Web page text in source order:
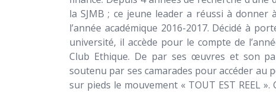
la SJMB ; ce jeune leader a réussi à
l’année académique 2016-2017. Décidé à
université, il accède pour le compte de
Club Ethique. De par ses œuvres et son
soutenu par ses camarades pour accéder au
sur pieds le mouvement « TOUT EST REEL